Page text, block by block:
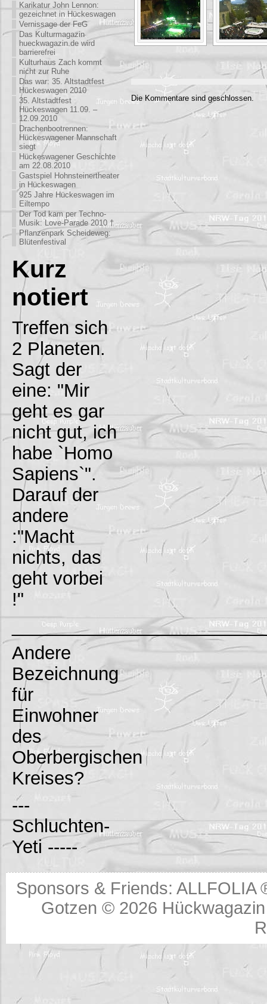
Karikatur John Lennon:
gezeichnet in Hückeswagen
Vernissage der FeG
Das Kulturmagazin
hueckwagazin.de wird
barrierefrei
Kulturhaus Zach kommt
nicht zur Ruhe
Das war: 35. Altstadtfest
Hückeswagen 2010
35. Altstadtfest
Hückeswagen 11.09. –
12.09.2010
Drachenbootrennen:
Hückeswagener Mannschaft
siegt
Hückeswagener Geschichte
am 22.08.2010
Gastspiel Hohnsteinertheater
in Hückeswagen
925 Jahre Hückeswagen im
Eiltempo
Der Tod kam per Techno-
Musik: Love-Parade 2010 †
Pflanzenpark Scheideweg:
Blütenfestival
Kurz
notiert
Treffen sich
2 Planeten.
Sagt der
eine: "Mir
geht es gar
nicht gut, ich
habe `Homo
Sapiens`".
Darauf der
andere
:"Macht
nichts, das
geht vorbei
!"
Andere
Bezeichnung
für
Einwohner
des
Oberbergischen
Kreises?
---
Schluchten-
Yeti -----
Die Kommentare sind geschlossen.
Sponsors & Friends:ALLFOLIA
Gotzen © 2026